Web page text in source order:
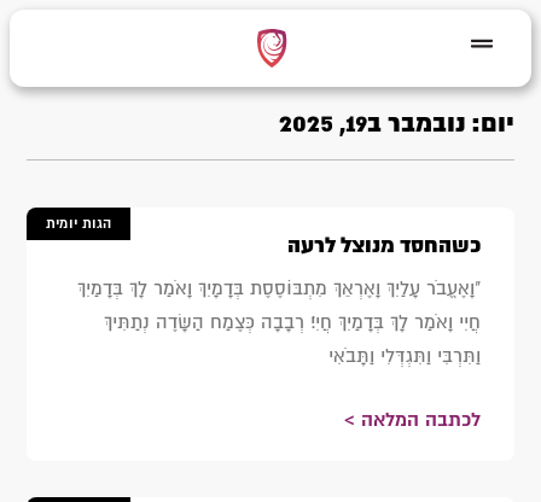
יום: נובמבר ב19, 2025
הגות יומית
כשהחסד מנוצל לרעה
"וָאֶעֱבֹר עָלַיִךְ וָאֶרְאֵךְ מִתְבּוֹסֶסֶת בְּדָמָיִךְ וָאֹמַר לָךְ בְּדָמַיִךְ
חֲיִי וָאֹמַר לָךְ בְּדָמַיִךְ חֲיִי׃ רְבָבָה כְּצֶמַח הַשָּׂדֶה נְתַתִּיךְ
וַתִּרְבִּי וַתִּגְדְּלִי וַתָּבֹאִי
לכתבה המלאה >